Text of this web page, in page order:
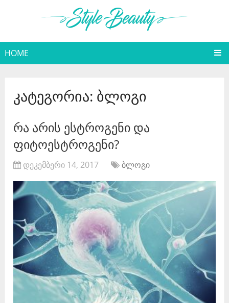
HOME
კატეგორია: ბლოგი
რა არის ესტროგენი და
ფიტოესტროგენი?
დეკემბერი 14, 2017 ბლოგი